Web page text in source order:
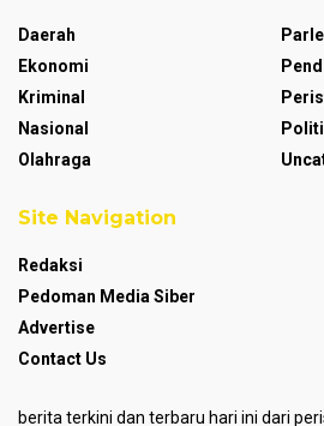
Daerah
Ekonomi
Kriminal
Nasional
Olahraga
Site Navigation
Redaksi
Pedoman Media Siber
Advertise
Contact Us
berita terkini dan terbaru hari ini dari